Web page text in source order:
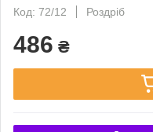
Код: 72/12
Роздріб
486 ₴